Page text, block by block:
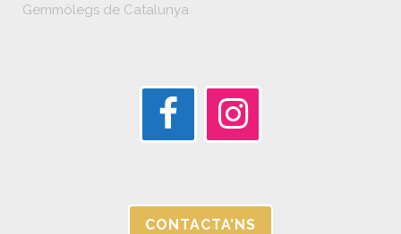
Gemmòlegs de Catalunya
CONTACTA’NS